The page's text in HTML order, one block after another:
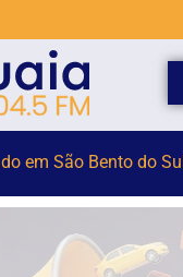
nas eleições